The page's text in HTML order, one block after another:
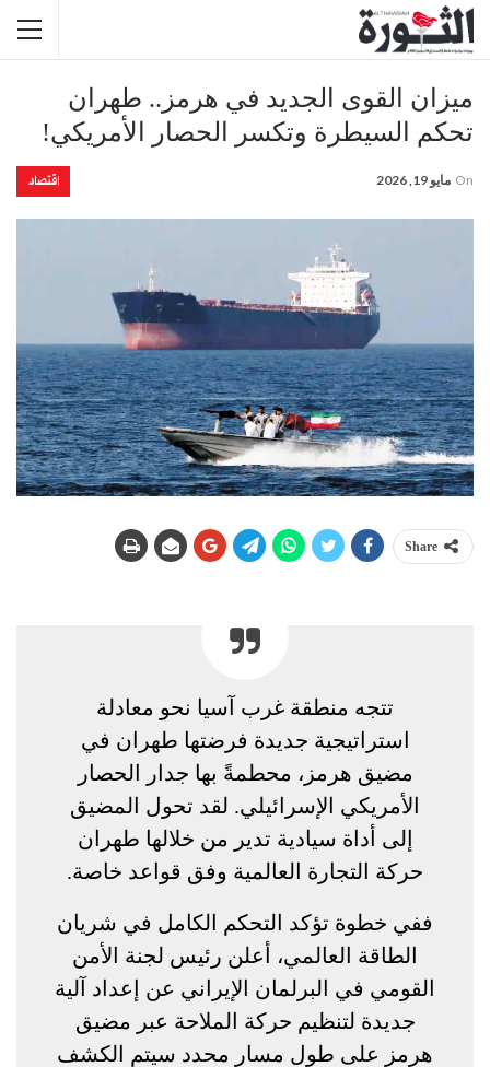
ميزان القوى الجديد في هرمز.. طهران
تحكم السيطرة وتكسر الحصار الأمريكي!
اقتصاد On مايو 19, 2026
Share
تتجه منطقة غرب آسيا نحو معادلة
استراتيجية جديدة فرضتها طهران في
مضيق هرمز، محطمةً بها جدار الحصار
الأمريكي الإسرائيلي. لقد تحول المضيق
إلى أداة سيادية تدير من خلالها طهران
حركة التجارة العالمية وفق قواعد خاصة.
ففي خطوة تؤكد التحكم الكامل في شريان
الطاقة العالمي، أعلن رئيس لجنة الأمن
القومي في البرلمان الإيراني عن إعداد آلية
جديدة لتنظيم حركة الملاحة عبر مضيق
هرمز على طول مسار محدد سيتم الكشف